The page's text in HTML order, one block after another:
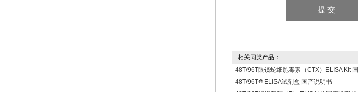
相关同类产品：
48T/96T眼镜蛇细胞毒素（CTX）ELISA Kit
48T/96T鱼ELISA试剂盒 国产说明书